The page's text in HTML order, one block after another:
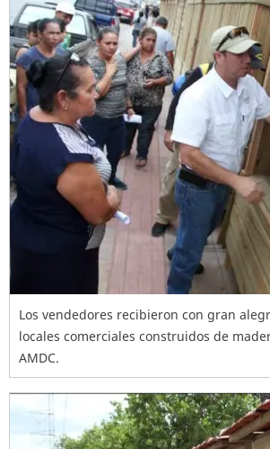
Los vendedores recibieron con gran
locales comerciales construidos de
AMDC.